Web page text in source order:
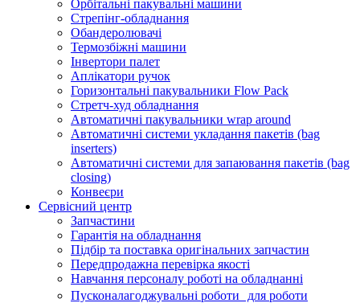
Орбітальні пакувальні машини
Стрепінг-обладнання
Обандеролювачі
Термозбіжні машини
Інвертори палет
Аплікатори ручок
Горизонтальні пакувальники Flow Pack
Стретч-худ обладнання
Автоматичні пакувальники wrap around
Автоматичні системи укладання пакетів (bag
inserters)
Автоматичні системи для запаювання пакетів (bag
closing)
Конвеєри
Сервісний центр
Запчастини
Гарантія на обладнання
Підбір та поставка оригінальних запчастин
Передпродажна перевірка якості
Навчання персоналу роботі на обладнанні
Пусконалагоджувальні роботи для роботи